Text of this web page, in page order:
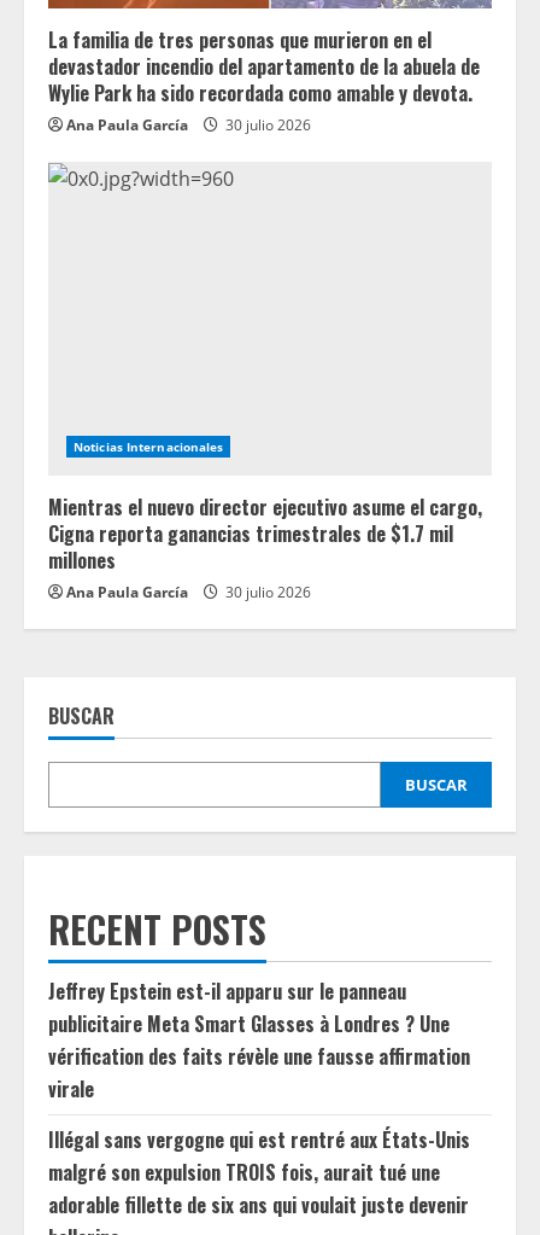
La familia de tres personas que murieron en el
devastador incendio del apartamento de la abuela de
Wylie Park ha sido recordada como amable y devota.
Ana Paula García 30 julio 2026
Noticias Internacionales
Mientras el nuevo director ejecutivo asume el cargo,
Cigna reporta ganancias trimestrales de $1.7 mil
millones
Ana Paula García 30 julio 2026
BUSCAR
BUSCAR
RECENT POSTS
Jeffrey Epstein est-il apparu sur le panneau
publicitaire Meta Smart Glasses à Londres ? Une
vérification des faits révèle une fausse affirmation
virale
Illégal sans vergogne qui est rentré aux États-Unis
malgré son expulsion TROIS fois, aurait tué une
adorable fillette de six ans qui voulait juste devenir